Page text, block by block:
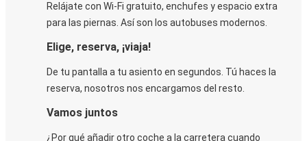
Relájate con Wi-Fi gratuito, enchufes y espacio extra
para las piernas. Así son los autobuses modernos.
Elige, reserva, ¡viaja!
De tu pantalla a tu asiento en segundos. Tú haces la
reserva, nosotros nos encargamos del resto.
Vamos juntos
¿Por qué añadir otro coche a la carretera cuando